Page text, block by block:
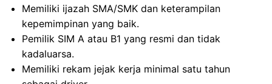
Memiliki ijazah SMA/SMK dan keterampilan
kepemimpinan yang baik.
Pemilik SIM A atau B1 yang resmi dan tidak
kadaluarsa.
Memiliki rekam jejak kerja minimal satu tahun